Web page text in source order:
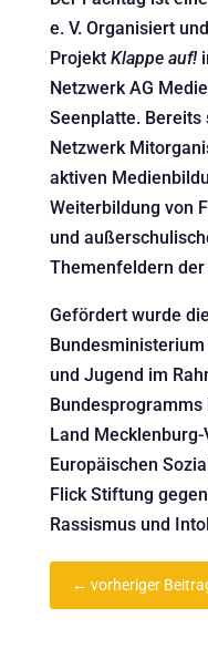
e. V. Organisiert
Projekt Klappe auf!
Netzwerk AG
Seenplatte.
Netzwerk
aktiven
Weiterbildung von
und
Themenfeldern
Gefördert wurde
und Jugend im
Land
Europäischen
Flick Stiftung
Rassismus und
← vorheriger